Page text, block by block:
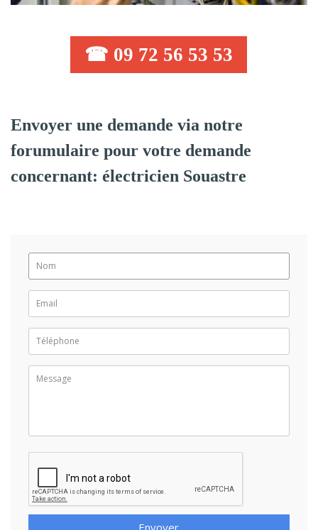
☎ 09 72 56 53 53
Envoyer une demande via notre
forumulaire pour votre demande
concernant: électricien Souastre
Envoyer